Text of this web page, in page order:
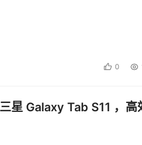
存储设备之间的资源没有得到很
好的可伸缩性。这里有一些建议
不能包括磁带或SATA磁盘驱动
在还没有一个通用界面来访问今
0
星 Galaxy Tab S11 ，高